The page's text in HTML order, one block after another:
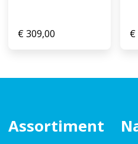
€309,00 €
Assortiment